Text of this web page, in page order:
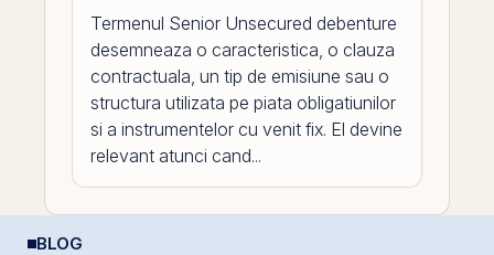
Termenul Senior Unsecured debenture
desemneaza o caracteristica, o clauza
contractuala, un tip de emisiune sau o
structura utilizata pe piata obligatiunilor
si a instrumentelor cu venit fix. El devine
relevant atunci cand...
BLOG